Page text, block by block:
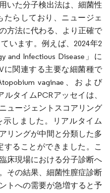
いた分子検出法は、細菌性
たらしており、ニュージェ
方法に代わる、より正確で
います。例えば、2024年2
and Infectious Disease」に
に関連する主要な細菌種で
vaginae、および
ルタイムPCRアッセイは、
ュージェントスコアリング
しました。リアルタイム
リングが中間と分類した多
ることができました。こ
床現場における分子診断へ
その結果、細菌性膣症診断
トへの需要が急増すると予